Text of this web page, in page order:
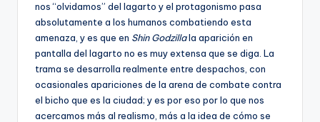
nos “olvidamos” del lagarto y el protagonismo pasa
absolutamente a los humanos combatiendo esta
amenaza, y es que en Shin Godzillala aparición en
pantalla del lagarto no es muy extensa que se diga. La
trama se desarrolla realmente entre despachos, con
ocasionales apariciones de la arena de combate contra
el bicho que es la ciudad; y es por eso por lo que nos
acercamos más al realismo, más a la idea de cómo se